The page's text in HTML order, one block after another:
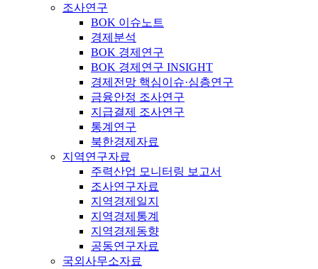
조사연구
BOK 이슈노트
경제분석
BOK 경제연구
BOK 경제연구 INSIGHT
경제전망 핵심이슈·심층연구
금융안정 조사연구
지급결제 조사연구
통계연구
북한경제자료
지역연구자료
주력산업 모니터링 보고서
조사연구자료
지역경제일지
지역경제통계
지역경제동향
공동연구자료
국외사무소자료